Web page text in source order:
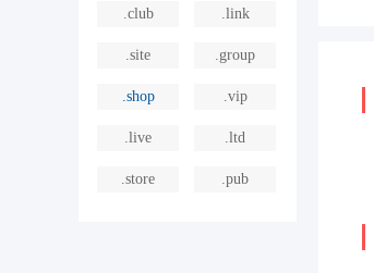
.club .link
.site .group
.shop .vip
.live .ltd
.store .pub